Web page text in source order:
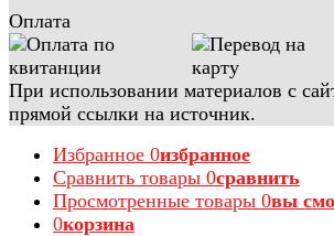
Оплата
При использовании материалов с
прямой ссылки на источник.
Избранное 0избранное
Сравнить товары 0сравнить
Просмотренные товары 0вы
0корзина